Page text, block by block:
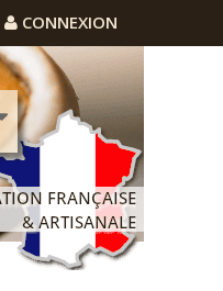
CONNEXION